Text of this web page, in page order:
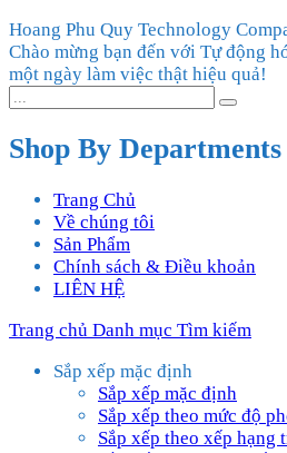
Hoang Phu Quy Technology
Chào mừng bạn đến với Tự động
một ngày làm việc thật hiệu quả!
Shop By Departments
Trang Chủ
Về chúng tôi
Sản Phẩm
Chính sách & Điều khoản
LIÊN HỆ
Trang chủ Danh mục Tìm kiếm
Sắp xếp mặc định
Sắp xếp mặc định
Sắp xếp theo mức độ
Sắp xếp theo xếp hạng